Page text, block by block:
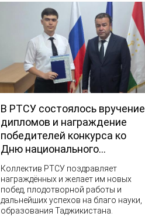
В РТСУ состоялось вручение
дипломов и награждение
победителей конкурса ко
Дню национального
единства
Коллектив РТСУ поздравляет
награждённых и желает им новых
побед, плодотворной работы и
дальнейших успехов на благо науки,
образования Таджикистана.